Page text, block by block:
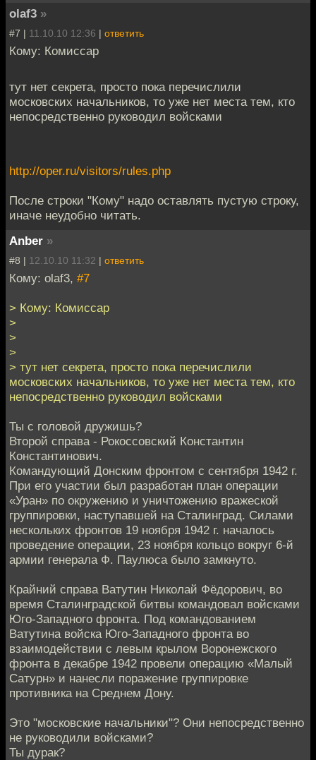
olaf3 »
#7 | 11.10.10 12:36 | ответить
Кому: Комиссар
тут нет секрета, просто пока перечислили
московских начальников, то уже нет места тем, кто
непосредственно руководил войсками
http://oper.ru/visitors/rules.php
После строки "Кому" надо оставлять пустую строку,
иначе неудобно читать.
Anber »
#8 | 12.10.10 11:32 | ответить
Кому: olaf3, #7
> Кому: Комиссар
>
>
>
> тут нет секрета, просто пока перечислили
московских начальников, то уже нет места тем, кто
непосредственно руководил войсками
Ты с головой дружишь?
Второй справа - Рокоссовский Константин
Константинович.
Командующий Донским фронтом с сентября 1942 г.
При его участии был разработан план операции
«Уран» по окружению и уничтожению вражеской
группировки, наступавшей на Сталинград. Силами
нескольких фронтов 19 ноября 1942 г. началось
проведение операции, 23 ноября кольцо вокруг 6-й
армии генерала Ф. Паулюса было замкнуто.
Крайний справа Ватутин Николай Фёдорович, во
время Сталинградской битвы командовал войсками
Юго-Западного фронта. Под командованием
Ватутина войска Юго-Западного фронта во
взаимодействии с левым крылом Воронежского
фронта в декабре 1942 провели операцию «Малый
Сатурн» и нанесли поражение группировке
противника на Среднем Дону.
Это "московские начальники"? Они непосредственно
не руководили войсками?
Ты дурак?